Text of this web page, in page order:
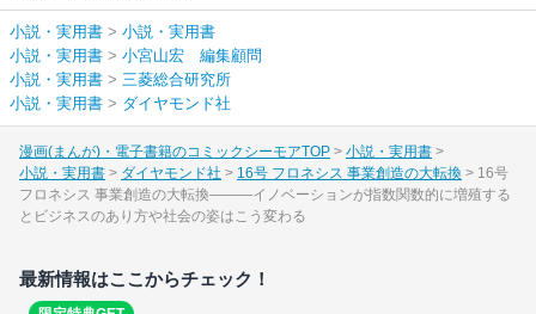
小説・実用書 > 小説・実用書
小説・実用書 > 小宮山宏 編集顧問
小説・実用書 > 三菱総合研究所
小説・実用書 > ダイヤモンド社
漫画(まんが)・電子書籍のコミックシーモアTOP
小説・実用書
小説・実用書
ダイヤモンド社 16号 フロネシス 事業創造の大転換
16号
フロネシス 事業創造の大転換―――イノベーションが指数関数的に増殖する
とビジネスのあり方や社会の姿はこう変わる
最新情報はここからチェック！